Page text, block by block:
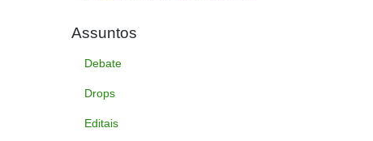
Assuntos
Debate
Drops
Editais